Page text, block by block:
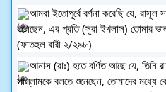
আমরা ইতোপূর্বে বর্ণনা করেছি যে, রাসূল
(ফাতহুল বারী ২/২৯৮)
আনাস (রাঃ) হতে বর্ণিত আছে যে, তিনি
সাল্লামকে বলতে শুনেছেন, তোমাদের মধ্যে